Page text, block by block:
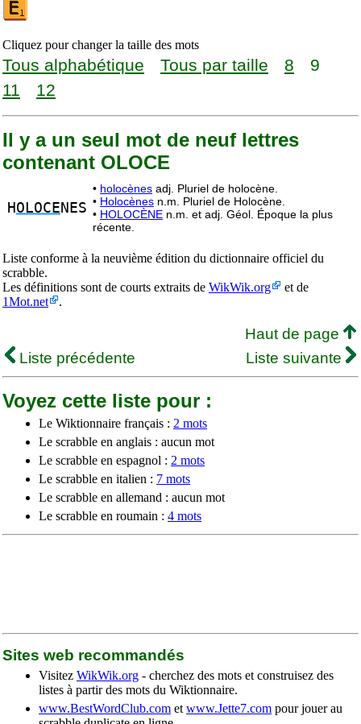
Cliquez pour changer la taille des mots
Tous alphabétique Tous par taille 8
9
11
12
Il y a un seul mot de neuf lettres
contenant OLOCE
H OLOCE NES
• holocènes adj. Pluriel de holocène.
• Holocènes n.m. Pluriel de Holocène.
• HOLOCÈNE n.m. et adj. Géol. Époque la plus
récente.
Liste conforme à la neuvième édition du dictionnaire officiel du
scrabble.
Les définitions sont de courts extraits de WikWik.org
et de
1Mot.net
.
Haut de page
Liste précédente
Liste suivante
Voyez cette liste pour :
Le Wiktionnaire français : 2 mots
Le scrabble en anglais : aucun mot
Le scrabble en espagnol : 2 mots
Le scrabble en italien : 7 mots
Le scrabble en allemand : aucun mot
Le scrabble en roumain : 4 mots
Sites web recommandés
Visitez WikWik.org - cherchez des mots et construisez des
listes à partir des mots du Wiktionnaire.
www.BestWordClub.com et www.Jette7.com pour jouer au